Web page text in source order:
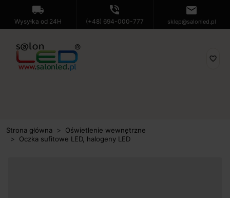
local_shipping
Wysyłka od 24H
phone_in_talk
(+48) 694-000-777
mail
sklep@salonled.pl
favorite_border
Strona główna
Oświetlenie wewnętrzne
Oczka sufitowe LED, halogeny LED